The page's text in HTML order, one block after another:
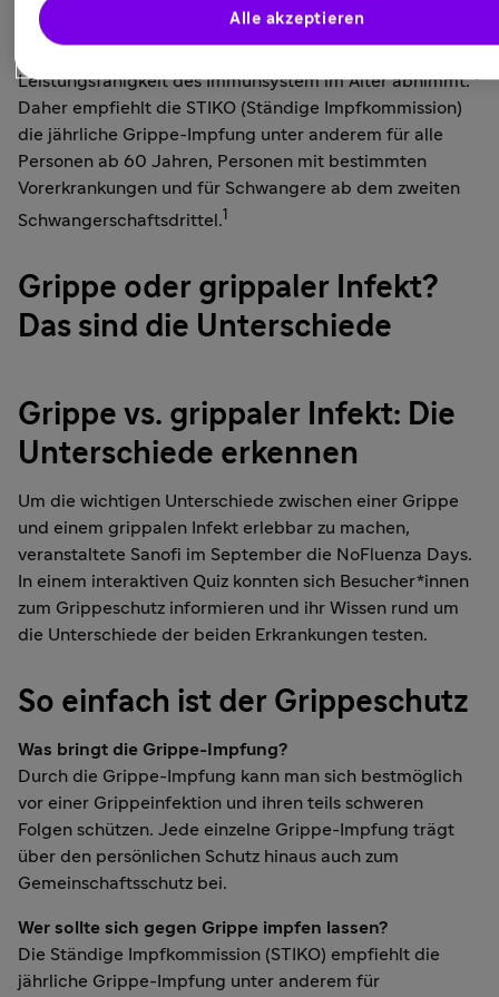
sein.
Eine Grippeinfektion kann gerade bei älteren
Menschen zu schweren Komplikationen führen, da die
Leistungsfähigkeit des Immunsystem im Alter abnimmt.4
Daher empfiehlt die STIKO (Ständige Impfkommission)
die jährliche Grippe-Impfung unter anderem für alle
Personen ab 60 Jahren, Personen mit bestimmten
Vorerkrankungen und für Schwangere ab dem zweiten
Schwangerschaftsdrittel.1
Grippe oder grippaler Infekt?
Das sind die Unterschiede
Grippe vs. grippaler Infekt: Die
Unterschiede erkennen
Um die wichtigen Unterschiede zwischen einer Grippe
und einem grippalen Infekt erlebbar zu machen,
veranstaltete Sanofi im September die NoFluenza Days.
In einem interaktiven Quiz konnten sich Besucher*innen
zum Grippeschutz informieren und ihr Wissen rund um
die Unterschiede der beiden Erkrankungen testen.
So einfach ist der Grippeschutz
Was bringt die Grippe-Impfung?
Durch die Grippe-Impfung kann man sich bestmöglich
vor einer Grippeinfektion und ihren teils schweren
Folgen schützen. Jede einzelne Grippe-Impfung trägt
über den persönlichen Schutz hinaus auch zum
Gemeinschaftsschutz bei.
Wer sollte sich gegen Grippe impfen lassen?
Die Ständige Impfkommission (STIKO) empfiehlt die
jährliche Grippe-Impfung unter anderem für
Alle akzeptieren